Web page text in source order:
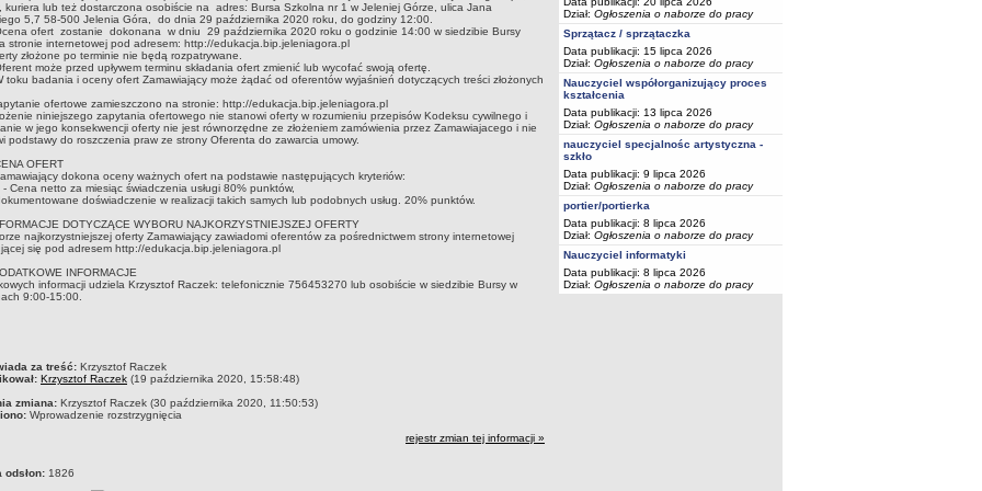
kuriera lub też dostarczona osobiście na adres: Bursa Szkolna nr 1 w Jeleniej Górze, ulica Jana
5,7 58-500 Jelenia Góra, do dnia 29 października 2020 roku, do godziny 12:00.
ofert zostanie dokonana w dniu 29 października 2020 roku o godzinie 14:00 w siedzibie Bursy
stronie internetowej pod adresem: http://edukacja.bip.jeleniagora.pl
złożone po terminie nie będą rozpatrywane.
może przed upływem terminu składania ofert zmienić lub wycofać swoją ofertę.
toku badania i oceny ofert Zamawiający może żądać od oferentów wyjaśnień dotyczących treści złożonych
ofertowe zamieszczono na stronie: http://edukacja.bip.jeleniagora.pl
niniejszego zapytania ofertowego nie stanowi oferty w rozumieniu przepisów Kodeksu cywilnego i
w jego konsekwencji oferty nie jest równorzędne ze złożeniem zamówienia przez Zamawiajacego i nie
podstawy do roszczenia praw ze strony Oferenta do zawarcia umowy.
OFERT
dokona oceny ważnych ofert na podstawie następujących kryteriów:
- Cena netto za miesiąc świadczenia usługi 80% punktów,
doświadczenie w realizacji takich samych lub podobnych usług. 20% punktów.
DOTYCZĄCE WYBORU NAJKORZYSTNIEJSZEJ OFERTY
najkorzystniejszej oferty Zamawiający zawiadomi oferentów za pośrednictwem strony internetowej
się pod adresem http://edukacja.bip.jeleniagora.pl
INFORMACJE
informacji udziela Krzysztof Raczek: telefonicznie 756453270 lub osobiście w siedzibie Bursy w
9:00-15:00.
za treść: Krzysztof Raczek
Krzysztof Raczek (19 października 2020, 15:58:48)
zmiana: Krzysztof Raczek (30 października 2020, 11:50:53)
Wprowadzenie rozstrzygnięcia
rejestr zmian tej informacji »
odsłon: 1826
Dział: Ogłoszenia o naborze do pracy
Sprzątacz / sprzątaczka
Data publikacji: 15 lipca 2026
Dział: Ogłoszenia o naborze do pracy
Nauczyciel współorganizujący proces
kształcenia
Data publikacji: 13 lipca 2026
Dział: Ogłoszenia o naborze do pracy
nauczyciel specjalnośc artystyczna -
szkło
Data publikacji: 9 lipca 2026
Dział: Ogłoszenia o naborze do pracy
portier/portierka
Data publikacji: 8 lipca 2026
Dział: Ogłoszenia o naborze do pracy
Nauczyciel informatyki
Data publikacji: 8 lipca 2026
Dział: Ogłoszenia o naborze do pracy